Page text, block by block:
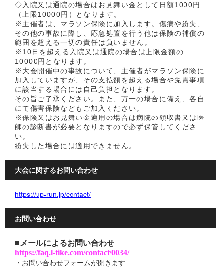
◇入院又は通院の場合はお見舞い金として日額1000円
（上限10000円）となります。
※主催者は、マラソン保険に加入します。傷病や紛失、
その他の事故に際し、応急処置を行う他は保険の補償の
範囲を超える一切の責任は負いません。
※10日を超える入院又は通院の場合は上限金額の
10000円となります。
※大会開催中の事故について、主催者がマラソン保険に
加入していますが、その支払額を超える場合や免責事項
に該当する場合には自己負担となります。
その旨ご了承ください。また、万一の場合に備え、各自
にて傷害保険などもご加入ください。
※保険又はお見舞い金適用の場合は病院の領収書又は医
師の診断書が必要となりますので必ず保管してくださ
い。
紛失した場合には適用できません。
大会に関するお問い合わせ
https://up-run.jp/contact/
お問い合わせ
■メールによるお問い合わせ
https://faq.l-tike.com/contact/0034/
・お問い合わせフォームが開きます